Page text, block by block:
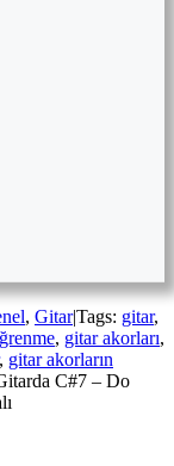
, Gitar|Tags: gitar,
, gitar akorları,
, gitar akorların
C#7 – Do